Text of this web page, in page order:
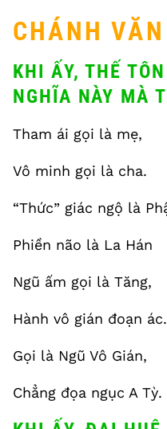
CHÁNH VĂN
KHI ẤY, THẾ
NGHĨA NÀY MÀ
Tham ái gọi là mẹ,
Vô minh gọi là cha.
“Thức” giác ngộ là
Phiền não là La Hán
Ngũ ấm gọi là Tăng,
Hành vô gián đoạn ác.
Gọi là Ngũ Vô Gián,
Chẳng đọa ngục A Tỳ.